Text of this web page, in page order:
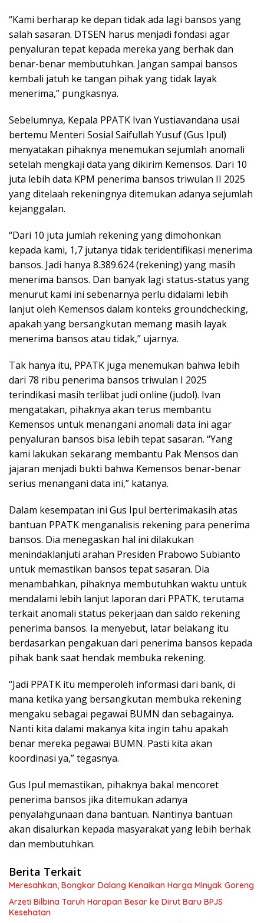
“Kami berharap ke depan tidak ada lagi bansos yang
salah sasaran. DTSEN harus menjadi fondasi agar
penyaluran tepat kepada mereka yang berhak dan
benar-benar membutuhkan. Jangan sampai bansos
kembali jatuh ke tangan pihak yang tidak layak
menerima,” pungkasnya.
Sebelumnya, Kepala PPATK Ivan Yustiavandana usai
bertemu Menteri Sosial Saifullah Yusuf (Gus Ipul)
menyatakan pihaknya menemukan sejumlah anomali
setelah mengkaji data yang dikirim Kemensos. Dari 10
juta lebih data KPM penerima bansos triwulan II 2025
yang ditelaah rekeningnya ditemukan adanya sejumlah
kejanggalan.
“Dari 10 juta jumlah rekening yang dimohonkan
kepada kami, 1,7 jutanya tidak teridentifikasi menerima
bansos. Jadi hanya 8.389.624 (rekening) yang masih
menerima bansos. Dan banyak lagi status-status yang
menurut kami ini sebenarnya perlu didalami lebih
lanjut oleh Kemensos dalam konteks groundchecking,
apakah yang bersangkutan memang masih layak
menerima bansos atau tidak,” ujarnya.
Tak hanya itu, PPATK juga menemukan bahwa lebih
dari 78 ribu penerima bansos triwulan I 2025
terindikasi masih terlibat judi online (judol). Ivan
mengatakan, pihaknya akan terus membantu
Kemensos untuk menangani anomali data ini agar
penyaluran bansos bisa lebih tepat sasaran. “Yang
kami lakukan sekarang membantu Pak Mensos dan
jajaran menjadi bukti bahwa Kemensos benar-benar
serius menangani data ini,” katanya.
Dalam kesempatan ini Gus Ipul berterimakasih atas
bantuan PPATK menganalisis rekening para penerima
bansos. Dia menegaskan hal ini dilakukan
menindaklanjuti arahan Presiden Prabowo Subianto
untuk memastikan bansos tepat sasaran. Dia
menambahkan, pihaknya membutuhkan waktu untuk
mendalami lebih lanjut laporan dari PPATK, terutama
terkait anomali status pekerjaan dan saldo rekening
penerima bansos. Ia menyebut, latar belakang itu
berdasarkan pengakuan dari penerima bansos kepada
pihak bank saat hendak membuka rekening.
“Jadi PPATK itu memperoleh informasi dari bank, di
mana ketika yang bersangkutan membuka rekening
mengaku sebagai pegawai BUMN dan sebagainya.
Nanti kita dalami makanya kita ingin tahu apakah
benar mereka pegawai BUMN. Pasti kita akan
koordinasi ya,” tegasnya.
Gus Ipul memastikan, pihaknya bakal mencoret
penerima bansos jika ditemukan adanya
penyalahgunaan dana bantuan. Nantinya bantuan
akan disalurkan kepada masyarakat yang lebih berhak
dan membutuhkan.
Berita Terkait
Meresahkan, Bongkar Dalang Kenaikan Harga Minyak Goreng
Arzeti Bilbina Taruh Harapan Besar ke Dirut Baru BPJS
Kesehatan